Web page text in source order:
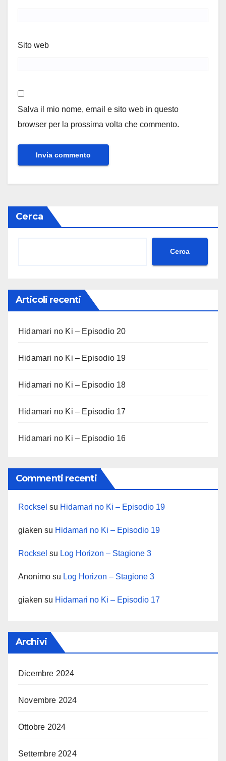
Sito web
Salva il mio nome, email e sito web in questo
browser per la prossima volta che commento.
Cerca
Cerca
Articoli recenti
Hidamari no Ki – Episodio 20
Hidamari no Ki – Episodio 19
Hidamari no Ki – Episodio 18
Hidamari no Ki – Episodio 17
Hidamari no Ki – Episodio 16
Commenti recenti
Rocksel su Hidamari no Ki – Episodio 19
giaken su Hidamari no Ki – Episodio 19
Rocksel su Log Horizon – Stagione 3
Anonimo su Log Horizon – Stagione 3
giaken su Hidamari no Ki – Episodio 17
Archivi
Dicembre 2024
Novembre 2024
Ottobre 2024
Settembre 2024